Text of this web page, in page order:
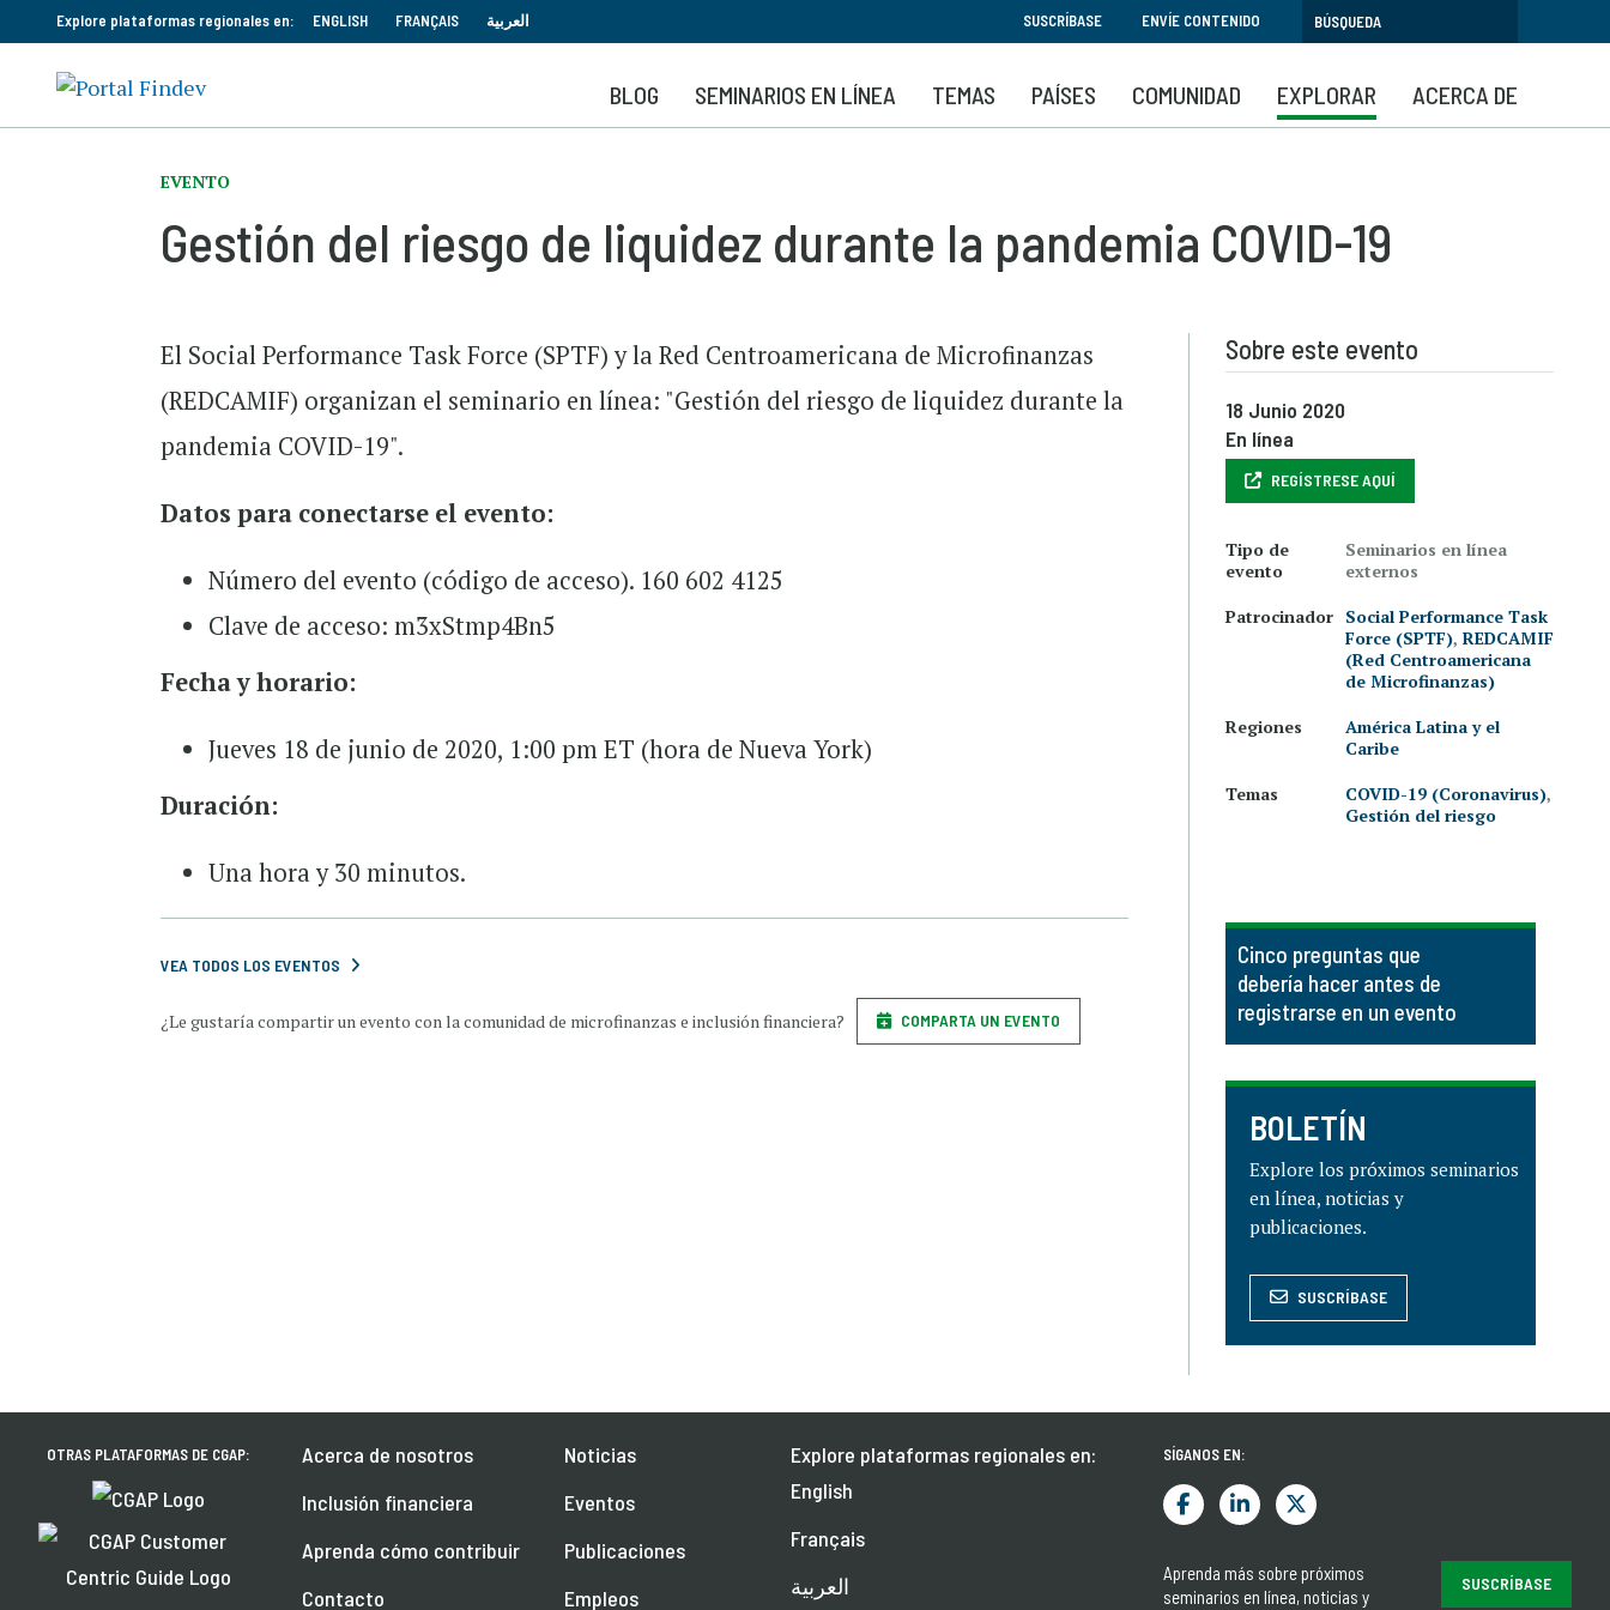
al
contenido
principal
Explore plataformas regionales en: ENGLISH FRANÇAIS العربية SUSCRÍBASE ENVÍE CONTENIDO
BLOG SEMINARIOS EN LÍNEA TEMAS PAÍSES COMUNIDAD EXPLORAR ACERCA DE
EVENTO
Gestión del riesgo de liquidez durante la pandemia COVID-19
El Social Performance Task Force (SPTF) y la Red Centroamericana de Microfinanzas
(REDCAMIF) organizan el seminario en línea: "Gestión del riesgo de liquidez durante la
pandemia COVID-19".
Datos para conectarse el evento:
Número del evento (código de acceso). 160 602 4125
Clave de acceso: m3xStmp4Bn5
Fecha y horario:
Jueves 18 de junio de 2020, 1:00 pm ET (hora de Nueva York)
Duración:
Una hora y 30 minutos.
VEA TODOS LOS EVENTOS
¿Le gustaría compartir un evento con la comunidad de microfinanzas e inclusión financiera? COMPARTA UN EVENTO
Sobre este evento
18 Junio 2020
En línea
REGÍSTRESE AQUÍ
Tipo de
evento
Seminarios en línea
externos
Patrocinador Social Performance Task
Force (SPTF), REDCAMIF
(Red Centroamericana
de Microfinanzas)
Regiones
América Latina y el
Caribe
Temas
COVID-19 (Coronavirus),
Gestión del riesgo
Cinco preguntas que
debería hacer antes de
registrarse en un evento
BOLETÍN
Explore los próximos seminarios
en línea, noticias y
publicaciones.
SUSCRÍBASE
OTRAS PLATAFORMAS DE CGAP:
Acerca de nosotros
Inclusión financiera
Aprenda cómo contribuir
Contacto
Noticias
Eventos
Publicaciones
Empleos
Explore plataformas regionales en:
English
Français
العربية
SÍGANOS EN:
Aprenda más sobre próximos
seminarios en línea, noticias y
SUSCRÍBASE